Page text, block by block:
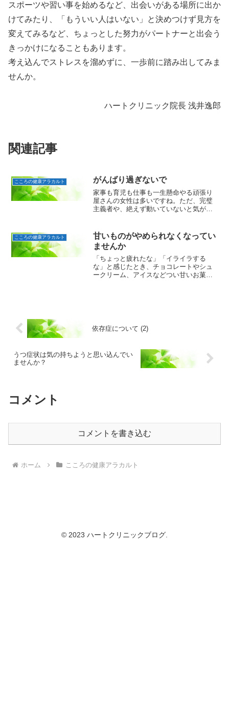
スポーツや習い事を始めるなど、出会いがある場所に出か
けてみたり、「もういい人はいない」と決めつけず見方を
変えてみるなど、ちょっとした努力がパートナーと出会う
きっかけになることもあります。
考え込んでストレスを溜めずに、一歩前に踏み出してみま
せんか。
ハートクリニック院長 浅井逸郎
関連記事
こころの健康アラカルト がんばり過ぎないで
家事も育児も仕事も一生懸命やる頑張り
屋さんの女性は多いですね。ただ、完璧
主義者や、絶えず動いていないと気がす
働き続けてしまいます。これは、主婦版
ワーカホリック（仕事中毒...
こころの健康アラカルト
甘いものがやめられなくなってい
ませんか
「ちょっと疲れたな」「イライラする
な」と感じたとき、チョコレートやシュ
ークリーム、アイスなどつい甘いお菓子
依存症について (2)
うつ症状は気の持ちようと思い込んでい
ませんか？
コメント
コメントを書き込む
ホーム こころの健康アラカルト
© 2023 ハートクリニックブログ.